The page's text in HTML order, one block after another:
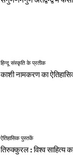
हिन्दू संस्कृति के प्रतीक
काशी नामकरण का
ऐतिहासिक पुस्तकें
तिरुक्कुरल : विश्व साहित्य